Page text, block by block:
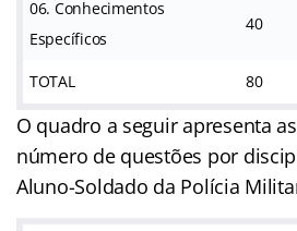
06. Conhecimentos
Específicos
40
TOTAL 80
O quadro a seguir apresenta
número de questões por
Aluno-Soldado da Polícia